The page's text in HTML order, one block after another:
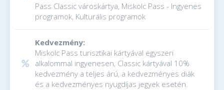
Pass Classic városkártya, Miskolc Pass - Ingyenes
programok, Kulturális programok
Kedvezmény:
Miskolc Pass turisztikai kártyával egyszeri
alkalommal ingyenesen, Classic kártyával 10%
kedvezmény a teljes árú, a kedvezményes diák
és a kedvezményes nyugdíjas jegyek esetén.